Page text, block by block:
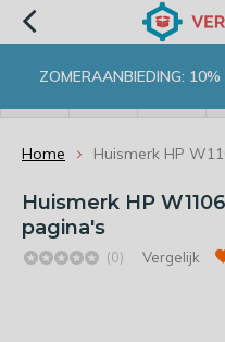
ZOMERAANBIEDING:
Home Huismerk HP
Huismerk HP
pagina's
(0) Vergelijk